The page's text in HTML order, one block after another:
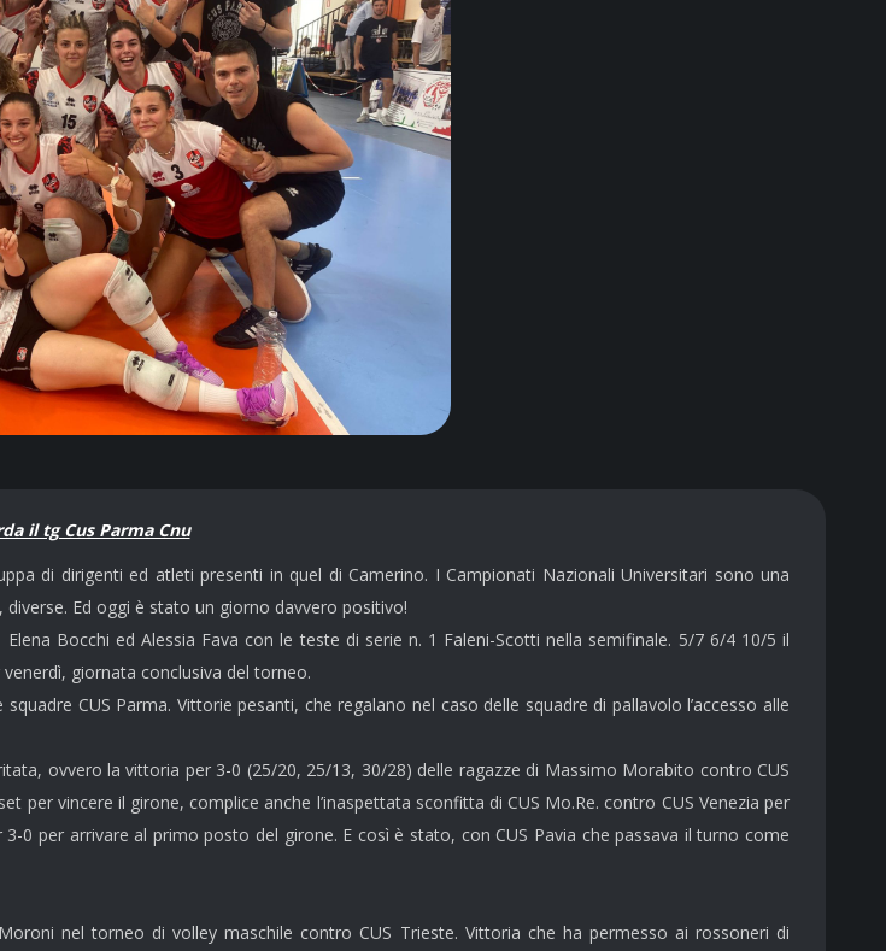
il tg Cus Parma Cnu
di dirigenti ed atleti presenti in quel di Camerino. I Campionati Nazionali Universitari sono una
Ed oggi è stato un giorno davvero positivo!
Bocchi ed Alessia Fava con le teste di serie n. 1 Faleni-Scotti nella semifinale. 5/7 6/4 10/5 il
giornata conclusiva del torneo.
CUS Parma. Vittorie pesanti, che regalano nel caso delle squadre di pallavolo l’accesso alle
ovvero la vittoria per 3-0 (25/20, 25/13, 30/28) delle ragazze di Massimo Morabito contro CUS
per vincere il girone, complice anche l’inaspettata sconfitta di CUS Mo.Re. contro CUS Venezia per
0 per arrivare al primo posto del girone. E così è stato, con CUS Pavia che passava il turno come
nel torneo di volley maschile contro CUS Trieste. Vittoria che ha permesso ai rossoneri di